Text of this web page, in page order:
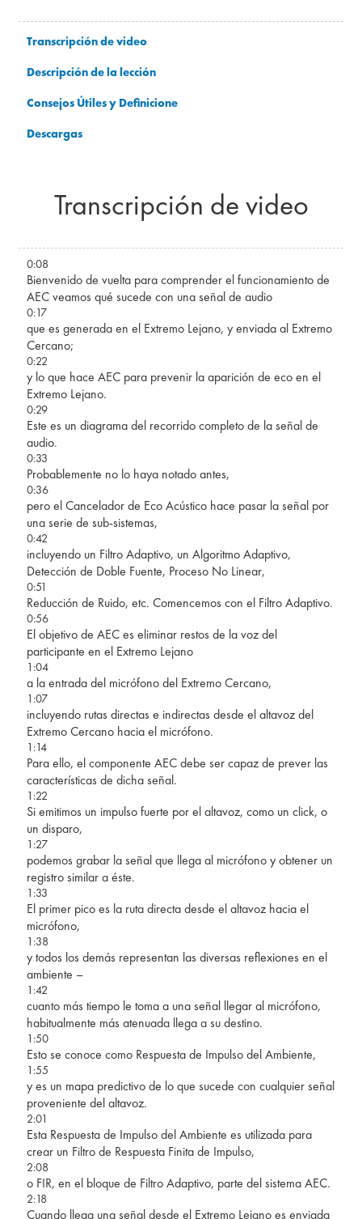
Transcripción de video
Descripción de la lección
Consejos Útiles y Definicione
Descargas
Transcripción de video
0:08
Bienvenido de vuelta para comprender el funcionamiento de
AEC veamos qué sucede con una señal de audio
0:17
que es generada en el Extremo Lejano, y enviada al Extremo
Cercano;
0:22
y lo que hace AEC para prevenir la aparición de eco en el
Extremo Lejano.
0:29
Este es un diagrama del recorrido completo de la señal de
audio.
0:33
Probablemente no lo haya notado antes,
0:36
pero el Cancelador de Eco Acústico hace pasar la señal por
una serie de sub-sistemas,
0:42
incluyendo un Filtro Adaptivo, un Algoritmo Adaptivo,
Detección de Doble Fuente, Proceso No Linear,
0:51
Reducción de Ruido, etc. Comencemos con el Filtro Adaptivo.
0:56
El objetivo de AEC es eliminar restos de la voz del
participante en el Extremo Lejano
1:04
a la entrada del micrófono del Extremo Cercano,
1:07
incluyendo rutas directas e indirectas desde el altavoz del
Extremo Cercano hacia el micrófono.
1:14
Para ello, el componente AEC debe ser capaz de prever las
características de dicha señal.
1:22
Si emitimos un impulso fuerte por el altavoz, como un click, o
un disparo,
1:27
podemos grabar la señal que llega al micrófono y obtener un
registro similar a éste.
1:33
El primer pico es la ruta directa desde el altavoz hacia el
micrófono,
1:38
y todos los demás representan las diversas reflexiones en el
ambiente –
1:42
cuanto más tiempo le toma a una señal llegar al micrófono,
habitualmente más atenuada llega a su destino.
1:50
Esto se conoce como Respuesta de Impulso del Ambiente,
1:55
y es un mapa predictivo de lo que sucede con cualquier señal
proveniente del altavoz.
2:01
Esta Respuesta de Impulso del Ambiente es utilizada para
crear un Filtro de Respuesta Finita de Impulso,
2:08
o FIR, en el bloque de Filtro Adaptivo, parte del sistema AEC.
2:18
Cuando llega una señal desde el Extremo Lejano es enviada